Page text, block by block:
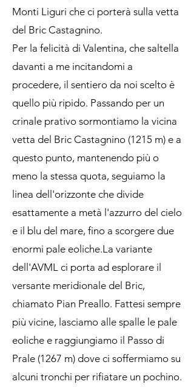
Monti Liguri che ci porterà sulla vetta
del Bric Castagnino.
Per la felicità di Valentina, che saltella
davanti a me incitandomi a
procedere, il sentiero da noi scelto è
quello più ripido. Passando per un
crinale prativo sormontiamo la vicina
vetta del Bric Castagnino (1215 m) e a
questo punto, mantenendo più o
meno la stessa quota, seguiamo la
linea dell'orizzonte che divide
esattamente a metà l'azzurro del cielo
e il blu del mare, fino a scorgere due
enormi pale eoliche.La variante
dell'AVML ci porta ad esplorare il
versante meridionale del Bric,
chiamato Pian Preallo. Fattesi sempre
più vicine, lasciamo alle spalle le pale
eoliche e raggiungiamo il Passo di
Prale (1267 m) dove ci soffermiamo su
alcuni tronchi per rifiatare un pochino.